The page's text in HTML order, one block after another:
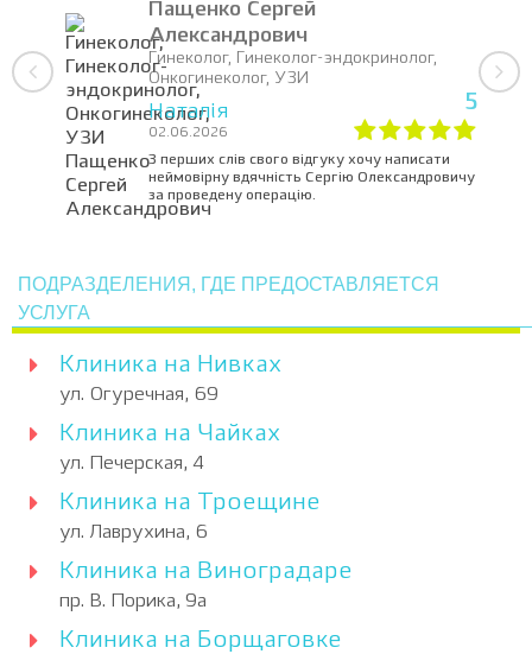
Анализ крови развернутый (vi) (1
рабочий день)
Забор венозной или капиллярной
крови одноразовыми системами
Копрограмма (vi) (1 рабочий день)
Пащенко Сергей
Александрович
Гинеколог, Гинеколог-эндокринолог,
Онкогинеколог, УЗИ
Наталія
02.06.2026
5
З перших слів свого відгуку хочу написати
неймовірну вдячність Сергію Олександровичу
за проведену операцію.
ПОДРАЗДЕЛЕНИЯ, ГДЕ ПРЕДОСТАВЛЯЕТСЯ
УСЛУГА
Клиника на Нивках
ул. Огуречная, 69
Клиника на Чайках
ул. Печерская, 4
Клиника на Троещине
ул. Лаврухина, 6
Клиника на Виноградаре
пр. В. Порика, 9а
Клиника на Борщаговке